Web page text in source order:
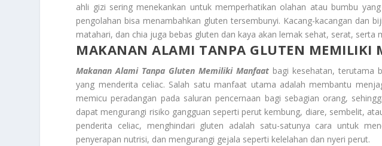
ahli gizi sering menekankan untuk memperhatikan olahan atau bumbu
pengolahan bisa menambahkan gluten tersembunyi. Kacang-kacangan dan
matahari, dan chia juga bebas gluten dan kaya akan lemak sehat, serat, serta
MAKANAN ALAMI TANPA GLUTEN MEMILIKI
Makanan Alami Tanpa Gluten Memiliki Manfaat bagi kesehatan, terutama
yang menderita celiac. Salah satu manfaat utama adalah membantu
memicu peradangan pada saluran pencernaan bagi sebagian orang,
dapat mengurangi risiko gangguan seperti perut kembung, diare, sembelit,
penderita celiac, menghindari gluten adalah satu-satunya cara untuk
penyerapan nutrisi, dan mengurangi gejala seperti kelelahan dan nyeri perut.